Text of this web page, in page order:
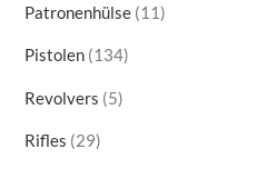
Patronenhülse 1111
Pistolen 134134
Revolvers 55
Rifles 2929